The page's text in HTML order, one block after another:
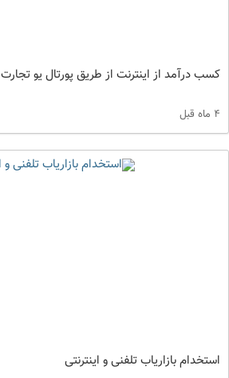
کسب درآمد از اینترنت از طریق پورتال یو تجارت
4 ماه قبل
استخدام بازاریاب تلفنی و اینترنتی